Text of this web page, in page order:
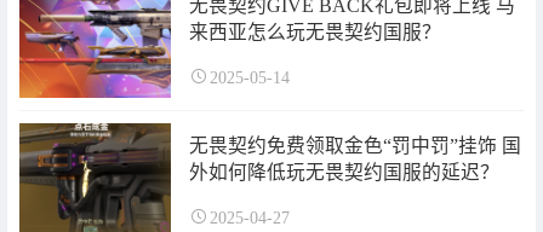
无畏契约GIVE BACK礼包即将上线 马
来西亚怎么玩无畏契约国服？
2025-05-14
无畏契约免费领取金色“罚中罚”挂饰 国
外如何降低玩无畏契约国服的延迟？
2025-04-27